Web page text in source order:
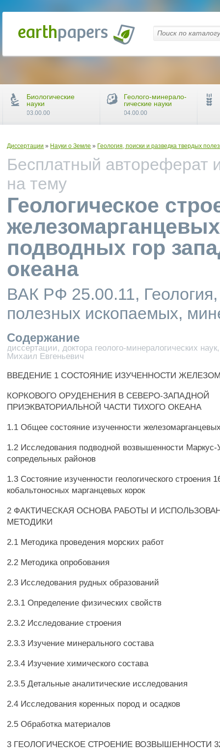
Диссертации » Науки о Земле » Геология, поиски и разведка твердых
Бесплатный автореферат
на тему
Геологическое
подводных гор
океана
ВАК РФ 25.00.11,
полезных ископаемых,
Содержание
диссертации, доктора геолого-минералогических
Михаил Евгеньевич
ВВЕДЕНИЕ 1 СОСТОЯНИЕ ИЗУЧЕННОСТИ
КОРКОВОГО ОРУДЕНЕНИЯ В СЕВЕРО-ЗАПАДНОЙ
ПРИЭКВАТОРИАЛЬНОЙ ЧАСТИ ТИХОГО ОКЕАНА
1.1 Общее состояние изученности
1.2 Исследования подводной возвышенности Маркус-
сопредельных районов
1.3 Состояние изученности геологического строения
кобальтоносных марганцевых корок
2 ФАКТИЧЕСКАЯ ОСНОВА РАБОТЫ И
МЕТОДИКИ
2.1 Методика проведения морских работ
2.2 Методика опробования
2.3 Исследования рудных образований
2.3.1 Определение физических свойств
2.3.2 Исследование строения
2.3.3 Изучение минерального состава
2.3.4 Изучение химического состава
2.3.5 Детальные аналитические исследования
2.4 Исследования коренных пород и осадков
2.5 Обработка материалов
3 ГЕОЛОГИЧЕСКОЕ СТРОЕНИЕ ВОЗВЫШЕННОСТИ
Биологические
науки
03.00.00
Геолого-минерало-
гические науки
04.00.00